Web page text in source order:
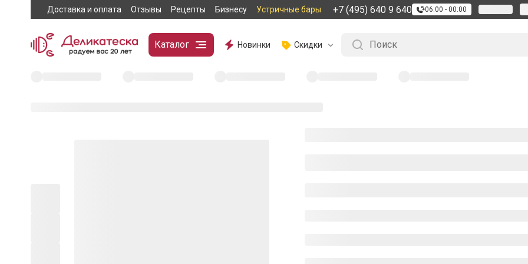
Доставка и оплата Отзывы Рецепты Бизнесу Устричные бары +7 (495) 640 9 640 06:00 - 00:00
Каталог Новинки Скидки